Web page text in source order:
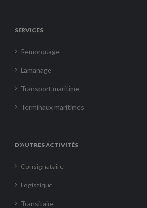
SERVICES
Remorquage
Lamanage
Transport maritime
Terminaux maritimes
D’AUTRES ACTIVITÉS
Consignataire
Logistique
Transitaire